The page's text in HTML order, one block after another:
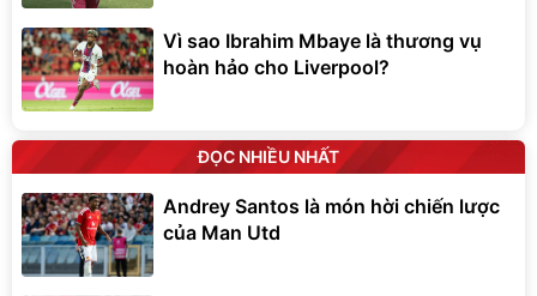
Vì sao Ibrahim Mbaye là thương vụ
hoàn hảo cho Liverpool?
ĐỌC NHIỀU NHẤT
Andrey Santos là món hời chiến lược
của Man Utd